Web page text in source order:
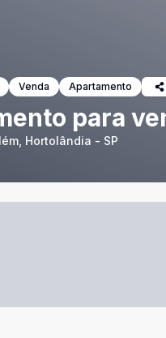
Venda Apartamento
para
Hortolândia - SP